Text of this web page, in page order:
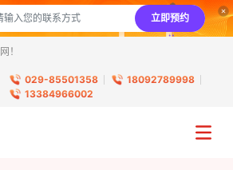
立即预约
！
029-85501358
18092789998
13384966002